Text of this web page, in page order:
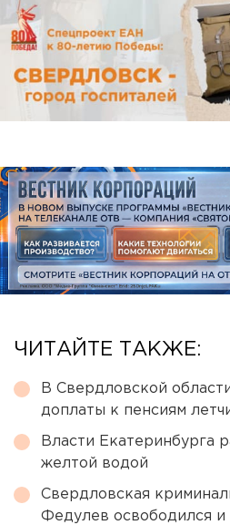
ЧИТАЙТЕ ТАКЖЕ:
В Свердловской
доплаты к пенсиям
Власти Екатеринбурга
желтой водой
Свердловская
Федулев освободился и